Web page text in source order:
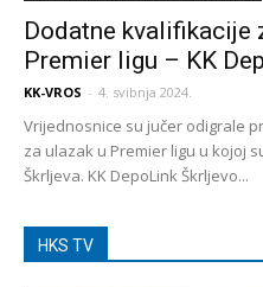
Dodatne kvalifikacije
Premier ligu – KK
KK-VROS - 4. svibnja 2024.
Vrijednosnice su jučer odigrale
za ulazak u Premier ligu u kojoj
Škrljeva. KK DepoLink Škrljevo...
HKS TV